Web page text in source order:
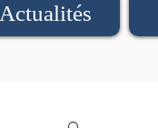
Actualités